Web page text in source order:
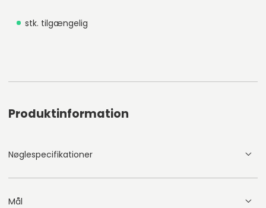
stk. tilgængelig
Produktinformation
Nøglespecifikationer
Mål